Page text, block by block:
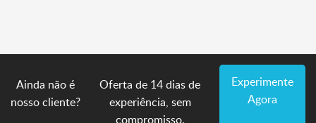
Ainda não é
nosso cliente?
Oferta de 14 dias de
experiência, sem
compromisso.
Experimente
Agora